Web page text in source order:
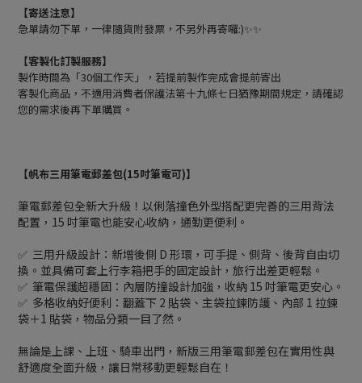
【寄送注意】
急單請勿下單，一律隨貨附發票，不另外再寄囉:)✨✨
【客製化訂製服務】
製作時間為「30個工作天」，若提前製作完成會提前寄出
客製化商品，不適用消費者保護法第十九條七日猶豫期間規定，請確認
您的需求後再下單購買。
【帆布三用筆電郵差包(15吋筆電可)】
筆電郵差包全新大升級！以俐落撞色外型搭配更完善的三用背法
配置，15 吋筆電也能安心收納，通勤更便利。
✅ 三用升級設計：新增後側 D 形環，可手提、側背、後背自由切
換。並具備可套上行李箱把手的固定設計，旅行出差更輕鬆。
✅ 筆電保護超穩固：內層防撞設計加強，收納 15 吋筆電更安心。
✅ 多格收納好便利：翻蓋下 2 貼袋、主袋拉鍊防護、內部 1 拉鍊
袋＋1 貼袋，物品分類一目了然。
無論是上課、上班、騎車出門，新版三用筆電郵差包在實用性與
舒適度全面升級，讓日常移動更輕鬆自在！